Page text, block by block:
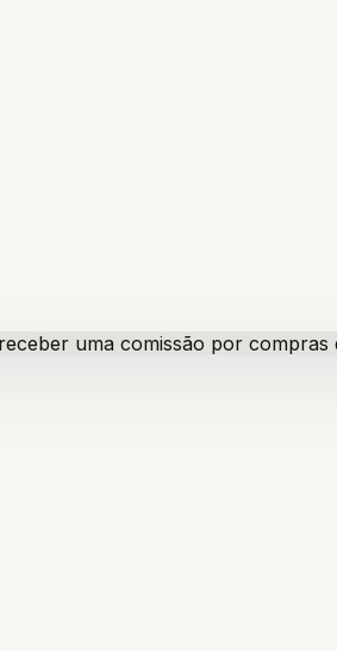
uma comissão por